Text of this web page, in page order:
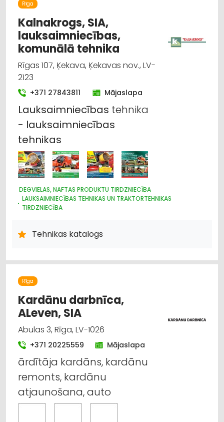
CELTNIECĪBAS TEHNIKA UN IEKĀRTAS; NOMA
Rīga
Kalnakrogs, SIA,
lauksaimniecības,
komunālā tehnika
Rīgas 107, Ķekava, Ķekavas nov., LV-
2123
+371 27843811 Mājaslapa
Lauksaimniecības tehnika
- lauksaimniecības
tehnikas
DEGVIELAS, NAFTAS PRODUKTU TIRDZNIECĪBA
LAUKSAIMNIECĪBAS TEHNIKAS UN TRAKTORTEHNIKAS
TIRDZNIECĪBA
LAUKSAIMNIECĪBAS TEHNIKAS UN TRAKTORTEHNIKAS NOMA
LAUKSAIMNIECĪBAS TEHNIKAS UN TRAKTORTEHNIKAS REZERVES
AUTO ĶĪMIJA, AUTO KRĀSAS
LABIEKĀRTOŠANA, APZAĻUMOŠANA
DĀRZA TEHNIKA UN INVENTĀRS
LAUKSAIMNIECĪBAS TEHNIKAS UN TRAKTORTEHNIKAS
LABOŠANA, REMONTS
Tehnikas katalogs
Rīga
Kardānu darbnīca,
ALeven, SIA
Abulas 3, Rīga, LV-1026
+371 20225559 Mājaslapa
ārdītāja kardāns, kardānu
remonts, kardānu
atjaunošana, auto